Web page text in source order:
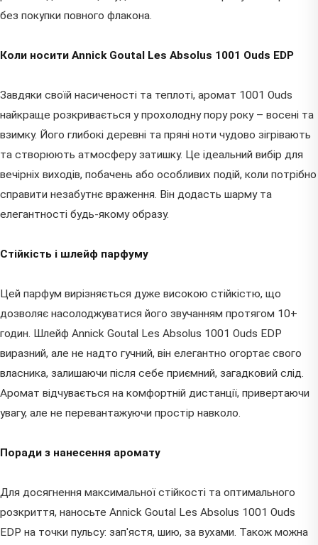
без покупки повного флакона.
Коли носити Annick Goutal Les Absolus 1001 Ouds EDP
Завдяки своїй насиченості та теплоті, аромат 1001 Ouds
найкраще розкривається у прохолодну пору року – восені та
взимку. Його глибокі деревні та пряні ноти чудово зігрівають
та створюють атмосферу затишку. Це ідеальний вибір для
вечірніх виходів, побачень або особливих подій, коли потрібно
справити незабутнє враження. Він додасть шарму та
елегантності будь-якому образу.
Стійкість і шлейф парфуму
Цей парфум вирізняється дуже високою стійкістю, що
дозволяє насолоджуватися його звучанням протягом 10+
годин. Шлейф Annick Goutal Les Absolus 1001 Ouds EDP
виразний, але не надто гучний, він елегантно огортає свого
власника, залишаючи після себе приємний, загадковий слід.
Аромат відчувається на комфортній дистанції, привертаючи
увагу, але не перевантажуючи простір навколо.
Поради з нанесення аромату
Для досягнення максимальної стійкості та оптимального
розкриття, наносьте Annick Goutal Les Absolus 1001 Ouds
EDP на точки пульсу: зап'ястя, шию, за вухами. Також можна